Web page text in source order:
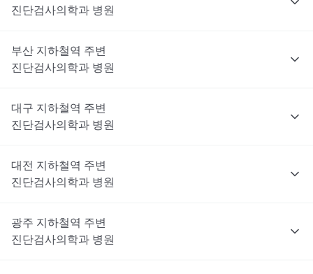
진단검사의학과 병원
부산 지하철역 주변
진단검사의학과 병원
대구 지하철역 주변
진단검사의학과 병원
대전 지하철역 주변
진단검사의학과 병원
광주 지하철역 주변
진단검사의학과 병원